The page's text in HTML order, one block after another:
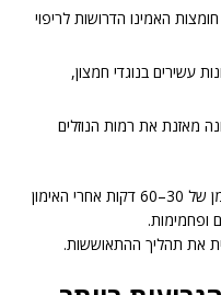
האמינו הדרושות לריפוי
עשירים בנוגדי חמצון,
מאזנת את רמות הנוזלים
המושג "חלון ההזדמנויות" מתייחס לפרק זמן של 30–60 דקות אחרי האימון
ופחמימות.
את תהליך ההתאוששות.